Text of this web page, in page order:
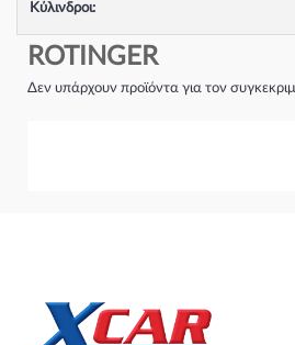
Κύλινδροι:
Τύπος κινητήρα:
ROTINGER
Δεν υπάρχουν προϊόντα για τον